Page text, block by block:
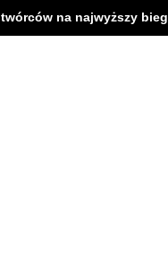
na najwyższy bieg